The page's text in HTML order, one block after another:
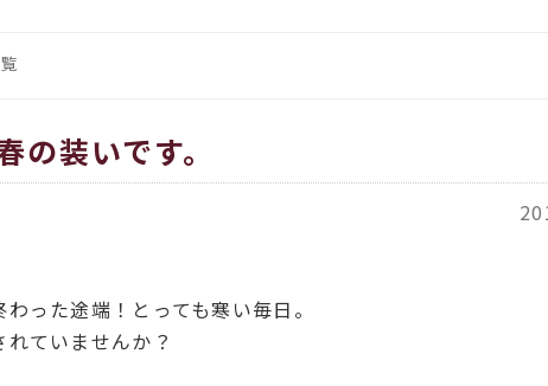
タリア、アメリカのインポ
繊維」
（カバチ）商品一覧
の装いです。
った途端！とっても寒い毎日。
ていませんか？